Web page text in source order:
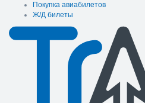
Покупка авиабилетов
Ж/Д билеты